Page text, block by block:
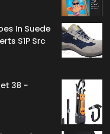
In Suede
S1P Src
38 -